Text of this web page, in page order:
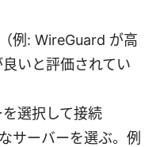
例: WireGuard が高
良いと評価されてい
選択して接続
サーバーを選ぶ。例